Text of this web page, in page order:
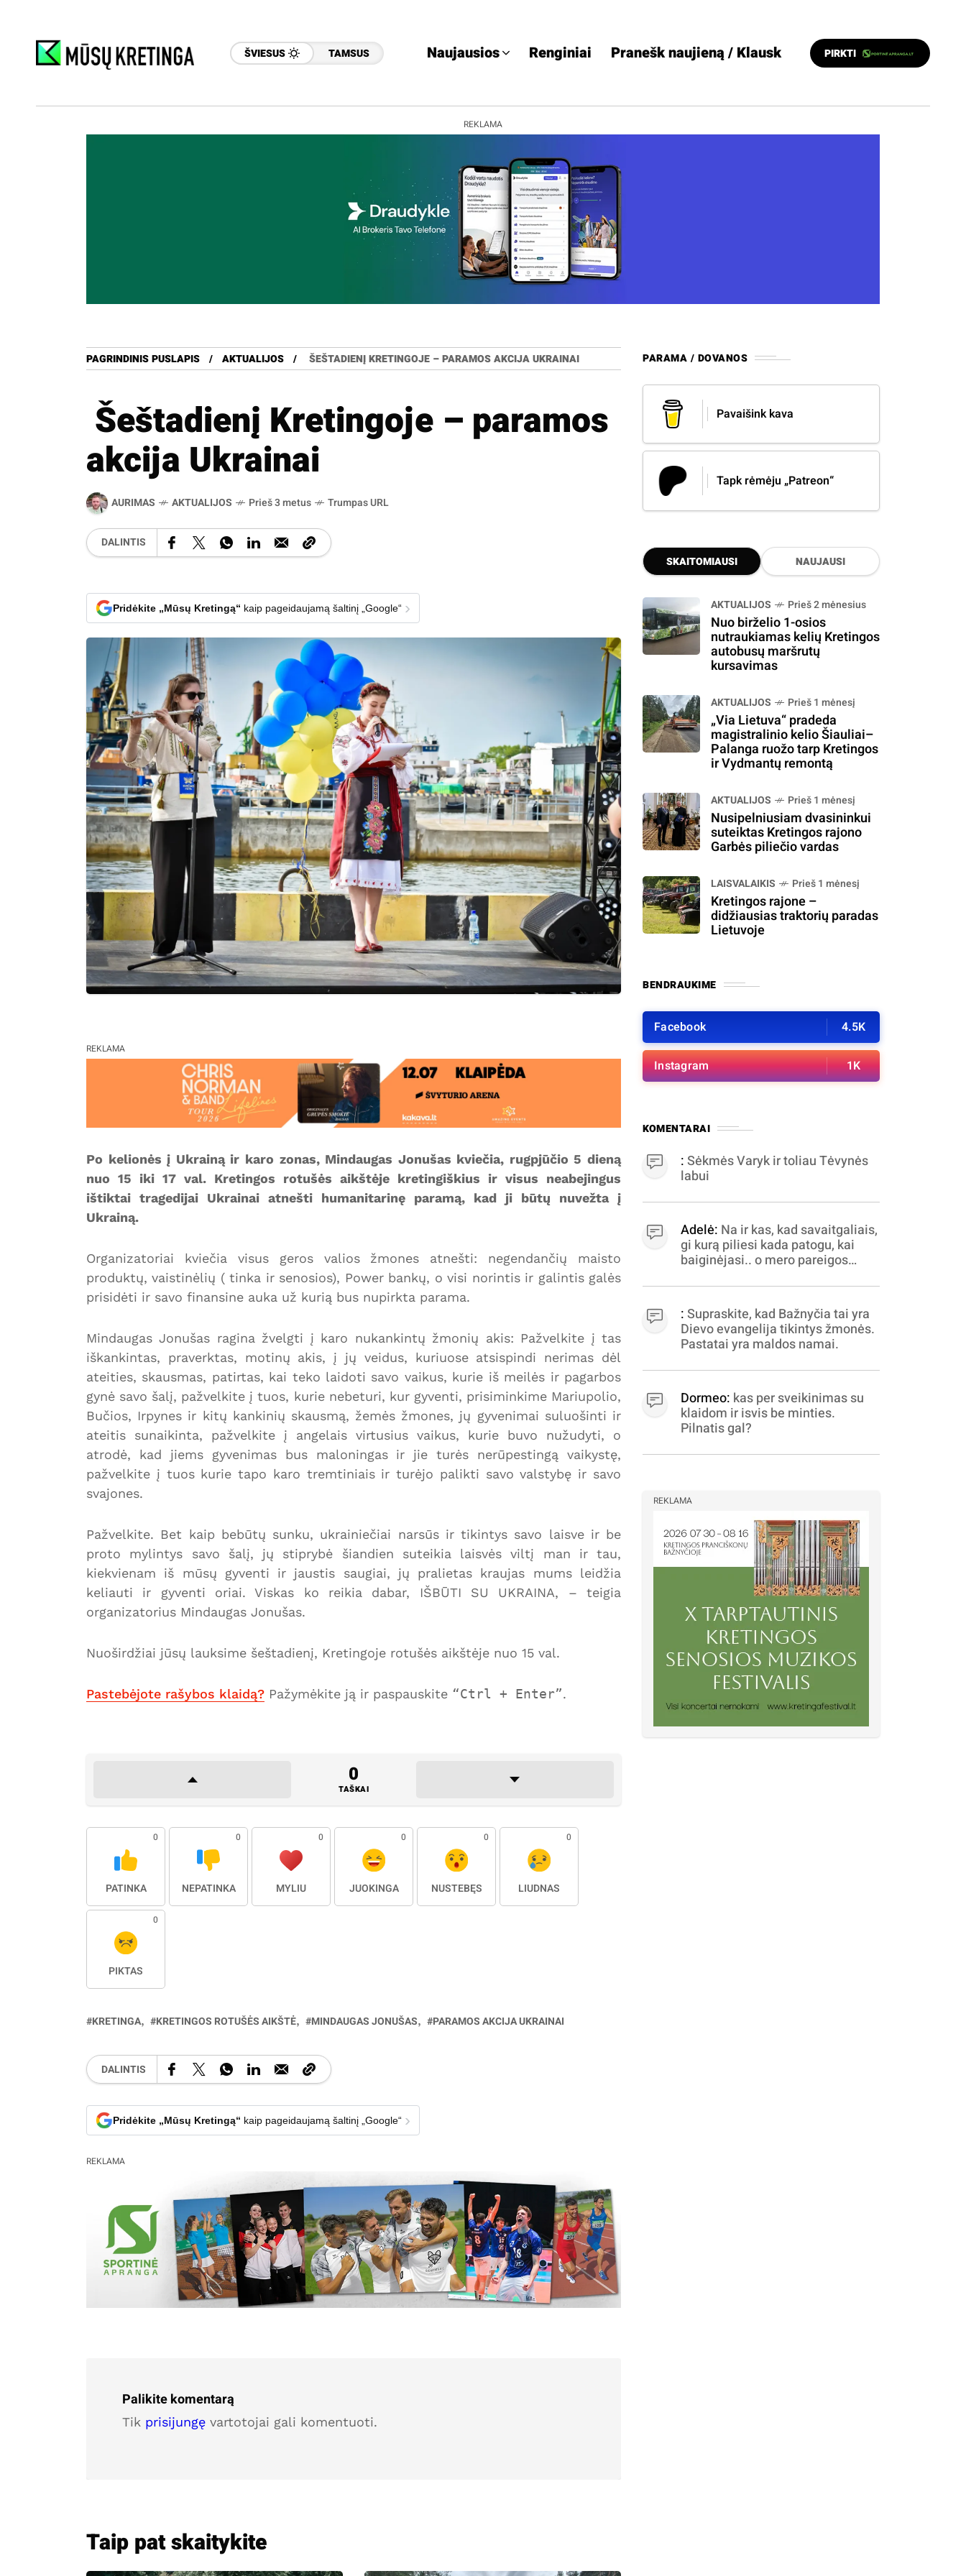
ŠVIESUS TAMSUS Naujausios Renginiai Pranešk naujieną / Klausk PIRKTI
REKLAMA
PAGRINDINIS PUSLAPIS AKTUALIJOS ŠEŠTADIENĮ KRETINGOJE – PARAMOS AKCIJA UKRAINAI
Šeštadienį Kretingoje – paramos
akcija Ukrainai
AURIMAS AKTUALIJOS Prieš 3 metus Trumpas URL
DALINTIS
Pridėkite „Mūsų Kretingą“ kaip pageidaujamą šaltinį „Google“ ›
REKLAMA
Po kelionės į Ukrainą ir karo zonas, Mindaugas Jonušas kviečia, rugpjūčio 5 dieną
nuo 15 iki 17 val. Kretingos rotušės aikštėje kretingiškius ir visus neabejingus
ištiktai tragedijai Ukrainai atnešti humanitarinę paramą, kad ji būtų nuvežta į
Ukrainą.
Organizatoriai kviečia visus geros valios žmones atnešti: negendančių maisto
produktų, vaistinėlių ( tinka ir senosios), Power bankų, o visi norintis ir galintis galės
prisidėti ir savo finansine auka už kurią bus nupirkta parama.
Mindaugas Jonušas ragina žvelgti į karo nukankintų žmonių akis: Pažvelkite į tas
iškankintas, praverktas, motinų akis, į jų veidus, kuriuose atsispindi nerimas dėl
ateities, skausmas, patirtas, kai teko laidoti savo vaikus, kurie iš meilės ir pagarbos
gynė savo šalį, pažvelkite į tuos, kurie nebeturi, kur gyventi, prisiminkime Mariupolio,
Bučios, Irpynes ir kitų kankinių skausmą, žemės žmones, jų gyvenimai suluošinti ir
ateitis sunaikinta, pažvelkite į angelais virtusius vaikus, kurie buvo nužudyti, o
atrodė, kad jiems gyvenimas bus maloningas ir jie turės nerūpestingą vaikystę,
pažvelkite į tuos kurie tapo karo tremtiniais ir turėjo palikti savo valstybę ir savo
svajones.
Pažvelkite. Bet kaip bebūtų sunku, ukrainiečiai narsūs ir tikintys savo laisve ir be
proto mylintys savo šalį, jų stiprybė šiandien suteikia laisvės viltį man ir tau,
kiekvienam iš mūsų gyventi ir jaustis saugiai, jų pralietas kraujas mums leidžia
keliauti ir gyventi oriai. Viskas ko reikia dabar, IŠBŪTI SU UKRAINA, – teigia
organizatorius Mindaugas Jonušas.
Nuoširdžiai jūsų lauksime šeštadienį, Kretingoje rotušės aikštėje nuo 15 val.
Pastebėjote rašybos klaidą? Pažymėkite ją ir paspauskite Ctrl + Enter .
0
TAŠKAI
0
PATINKA
0
NEPATINKA
0
MYLIU
0
JUOKINGA
0
NUSTEBĘS
0
LIŪDNAS
0
PIKTAS
KRETINGA KRETINGOS ROTUŠĖS AIKŠTĖ MINDAUGAS JONUŠAS PARAMOS AKCIJA UKRAINAI
DALINTIS
Pridėkite „Mūsų Kretingą“ kaip pageidaujamą šaltinį „Google“ ›
REKLAMA
Palikite komentarą
Tik prisijungę vartotojai gali komentuoti.
Taip pat skaitykite
PARAMA / DOVANOS
Pavaišink kava
Tapk rėmėju „Patreon“
SKAITOMIAUSI NAUJAUSI
AKTUALIJOS Prieš 2 mėnesius
Nuo birželio 1-osios
nutraukiamas kelių Kretingos
autobusų maršrutų
kursavimas
AKTUALIJOS Prieš 1 mėnesį
„Via Lietuva“ pradeda
magistralinio kelio Šiauliai–
Palanga ruožo tarp Kretingos
ir Vydmantų remontą
AKTUALIJOS Prieš 1 mėnesį
Nusipelniusiam dvasininkui
suteiktas Kretingos rajono
Garbės piliečio vardas
LAISVALAIKIS Prieš 1 mėnesį
Kretingos rajone –
didžiausias traktorių paradas
Lietuvoje
BENDRAUKIME
Facebook 4.5K
Instagram 1K
KOMENTARAI
:Sėkmės Varyk ir toliau Tėvynės
labui
Adelė: Na ir kas, kad savaitgaliais,
gi kurą piliesi kada patogu, kai
baiginėjasi.. o mero pareigos
apibrėžiamos.. nežinau,
bereikalingas oro virpinimas,
ieškokit kur milijonus vagia
dujininkai, elektros aferistai,
stadionų statytojai Vilnuje
:Supraskite, kad Bažnyčia tai yra
Dievo evangelija tikintys žmonės.
Pastatai yra maldos namai.
Dormeo: kas per sveikinimas su
klaidom ir isvis be minties.
Pilnatis gal?
REKLAMA